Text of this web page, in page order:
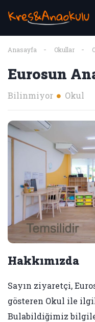
Anasayfa Okullar
Eurosun
Bilinmiyor Okul
Hakkımızda
Sayın ziyaretçi,
gösteren Okul ile
Bulabildiğimiz